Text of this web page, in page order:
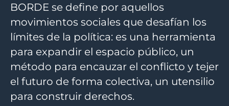
BORDE se define por aquellos
movimientos sociales que desafían los
límites de la política: es una herramienta
para expandir el espacio público, un
método para encauzar el conflicto y tejer
el futuro de forma colectiva, un utensilio
para construir derechos.